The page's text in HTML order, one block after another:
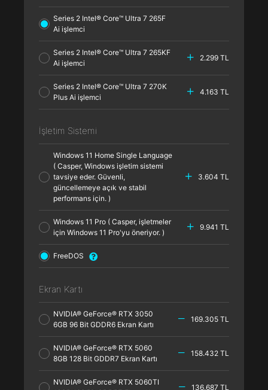
Series 2 Intel® Core™ Ultra 7 265F
Ai işlemci
Series 2 Intel® Core™ Ultra 7 265KF
Ai işlemci
2.299 TL
Series 2 Intel® Core™ Ultra 7 270K
Plus Ai işlemci
4.163 TL
İşletim Sistemi
Windows 11 Home Single Language
( Casper, Windows işletim sistemi
tavsiye eder. Güvenli,
güncellemeye açık ve stabil
performans için. )
3.604 TL
Windows 11 Pro ( Casper, işletmeler
için Windows 11 Pro'yu öneriyor. )
9.941 TL
FreeDOS
Ekran Kartı
NVIDIA® GeForce® RTX 3050
6GB 96 Bit GDDR6 Ekran Kartı
169.305 TL
NVIDIA® GeForce® RTX 5060
8GB 128 Bit GDDR7 Ekran Kartı
158.432 TL
NVIDIA® GeForce® RTX 5060TI
136.687 TL